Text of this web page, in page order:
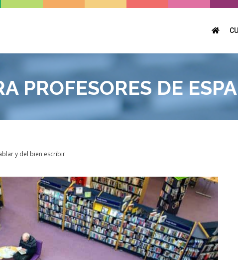
PROFESORES DE
y del bien escribir